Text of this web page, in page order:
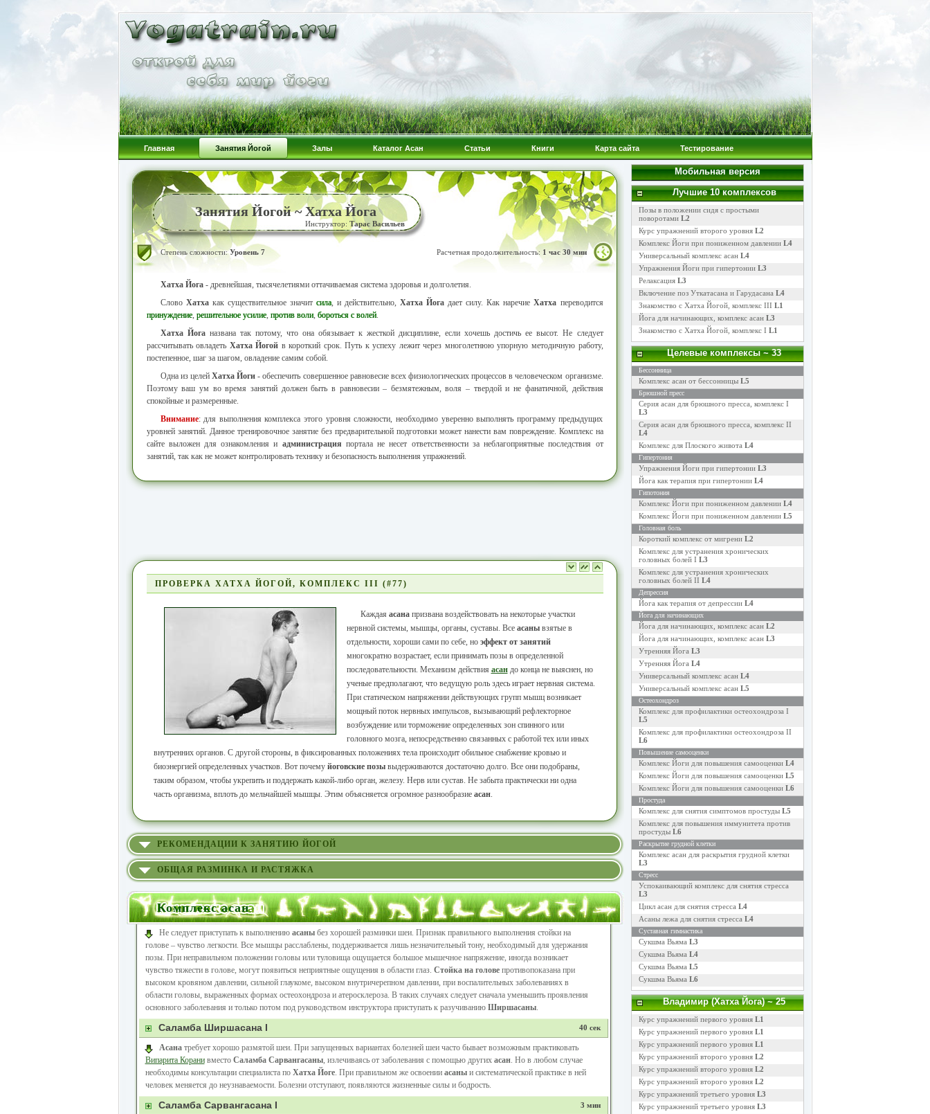
Главная Занятия Йогой Залы Каталог Асан Статьи Книги Карта сайта Тестирование
Занятия Йогой ~ Хатха Йога
Инструктор: Тарас Васильев
Степень сложности:Уровень 7 Расчетная продолжительность: 1 час 30 мин
Хатха Йога- древнейшая, тысячелетиями оттачиваемая система здоровья и долголетия.
Слово Хатхакак существительное значит сила, и действительно,Хатха Йога дает силу. Как наречиеХатха переводится
принуждение, решительное усилие, против воли, бороться с волей.
Хатха Йоганазвана так потому, что она обязывает к жесткой дисциплине, если хочешь достичь ее высот. Не следует
рассчитывать овладеть Хатха Йогой в короткий срок. Путь к успеху лежит через многолетнюю упорную методичную работу,
постепенное, шаг за шагом, овладение самим собой.
Одна из целей Хатха Йоги - обеспечить совершенное равновесие всех физиологических процессов в человеческом организме.
Поэтому ваш ум во время занятий должен быть в равновесии – безмятежным, воля – твердой и не фанатичной, действия
спокойные и размеренные.
Внимание: для выполнения комплекса этого уровня сложности, необходимо уверенно выполнять программу предыдущих
уровней занятий. Данное тренировочное занятие без предварительной подготовки может нанести вам повреждение. Комплекс на
сайте выложен для ознакомления и администрация портала не несет ответственности за неблагоприятные последствия от
занятий, так как не может контролировать технику и безопасность выполнения упражнений.
ПРОВЕРКА ХАТХА ЙОГОЙ, КОМПЛЕКС III (#77)
Каждая асанапризвана воздействовать на некоторые участки
нервной системы, мышцы, органы, суставы. Все асанывзятые в
отдельности, хороши сами по себе, но эффект от занятий
многократно возрастает, если принимать позы в определенной
последовательности. Механизм действия асандо конца не выяснен, но
ученые предполагают, что ведущую роль здесь играет нервная система.
При статическом напряжении действующих групп мышц возникает
мощный поток нервных импульсов, вызывающий рефлекторное
возбуждение или торможение определенных зон спинного или
головного мозга, непосредственно связанных с работой тех или иных
внутренних органов. С другой стороны, в фиксированных положениях тела происходит обильное снабжение кровью и
биоэнергией определенных участков. Вот почему йоговские позывыдерживаются достаточно долго. Все они подобраны,
таким образом, чтобы укрепить и поддержать какой-либо орган, железу. Нерв или сустав. Не забыта практически ни одна
часть организма, вплоть до мельчайшей мышцы. Этим объясняется огромное разнообразие асан.
РЕКОМЕНДАЦИИ К ЗАНЯТИЮ ЙОГОЙ
ОБЩАЯ РАЗМИНКА И РАСТЯЖКА
Комплекс асан
Не следует приступать к выполнению асаныбез хорошей разминки шеи. Признак правильного выполнения стойки на
голове – чувство легкости. Все мышцы расслаблены, поддерживается лишь незначительный тону, необходимый для удержания
позы. При неправильном положении головы или туловища ощущается большое мышечное напряжение, иногда возникает
чувство тяжести в голове, могут появиться неприятные ощущения в области глаз. Стойка на головепротивопоказана при
высоком кровяном давлении, сильной глаукоме, высоком внутричерепном давлении, при воспалительных заболеваниях в
области головы, выраженных формах остеохондроза и атеросклероза. В таких случаях следует сначала уменьшить проявления
основного заболевания и только потом под руководством инструктора приступать к разучиванию Ширшасаны.
Саламба Ширшасана I 40 сек
Асанатребует хорошо размятой шеи. При запущенных вариантах болезней шеи часто бывает возможным практиковать
Випарита Коранивместо Саламба Сарвангасаны, излечиваясь от заболевания с помощью других асан. Но в любом случае
необходимы консультации специалиста по Хатха Йоге. При правильном же освоении асаныи систематической практике в ней
человек меняется до неузнаваемости. Болезни отступают, появляются жизненные силы и бодрость.
Саламба Сарвангасана I 3 мин
Мобильная версия
Лучшие 10 комплексов
Позы в положении сидя с простыми
поворотами L2
Курс упражнений второго уровня L2
Комплекс Йоги при пониженном давлении L4
Универсальный комплекс асан L4
Упражнения Йоги при гипертонии L3
Релаксация L3
Включение поз Уткатасана и Гарудасана L4
Знакомство с Хатха Йогой, комплекс III L1
Йога для начинающих, комплекс асан L3
Знакомство с Хатха Йогой, комплекс I L1
Целевые комплексы~ 33
Бессонница
Комплекс асан от бессонницы L5
Брюшной пресс
Серия асан для брюшного пресса, комплекс I
L3
Серия асан для брюшного пресса, комплекс II
L4
Комплекс для Плоского живота L4
Гипертония
Упражнения Йоги при гипертонии L3
Йога как терапия при гипертонии L4
Гипотония
Комплекс Йоги при пониженном давлении L4
Комплекс Йоги при пониженном давлении L5
Головная боль
Короткий комплекс от мигрени L2
Комплекс для устранения хронических
головных болей I L3
Комплекс для устранения хронических
головных болей II L4
Депрессия
Йога как терапия от депрессии L4
Йога для начинающих
Йога для начинающих, комплекс асан L2
Йога для начинающих, комплекс асан L3
Утренняя Йога L3
Утренняя Йога L4
Универсальный комплекс асан L4
Универсальный комплекс асан L5
Остеохондроз
Комплекс для профилактики остеохондроза I
L5
Комплекс для профилактики остеохондроза II
L6
Повышение самооценки
Комплекс Йоги для повышения самооценки L4
Комплекс Йоги для повышения самооценки L5
Комплекс Йоги для повышения самооценки L6
Простуда
Комплекс для снятия симптомов простуды L5
Комплекс для повышения иммунитета против
простуды L6
Раскрытие грудной клетки
Комплекс асан для раскрытия грудной клетки
L3
Стресс
Успокаивающий комплекс для снятия стресса
L3
Цикл асан для снятия стресса L4
Асаны лежа для снятия стресса L4
Суставная гимнастика
Сукшма Вьяма L3
Сукшма Вьяма L4
Сукшма Вьяма L5
Сукшма Вьяма L6
Владимир (Хатха Йога)~ 25
Курс упражнений первого уровня L1
Курс упражнений первого уровня L1
Курс упражнений первого уровня L1
Курс упражнений второго уровня L2
Курс упражнений второго уровня L2
Курс упражнений второго уровня L2
Курс упражнений третьего уровня L3
Курс упражнений третьего уровня L3